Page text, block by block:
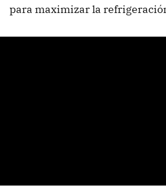
para maximizar la